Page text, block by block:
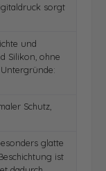
sorgt
und
Silikon, ohne
Schutz,
glatte
ist